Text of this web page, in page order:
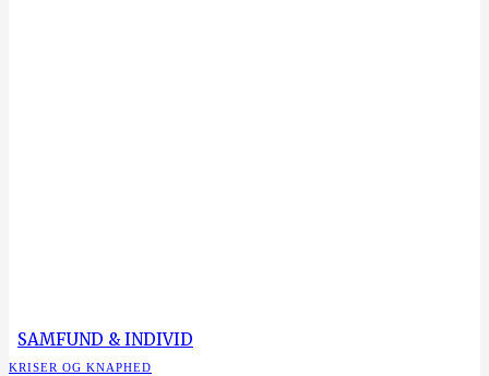
SAMFUND & INDIVID
KRISER OG KNAPHED